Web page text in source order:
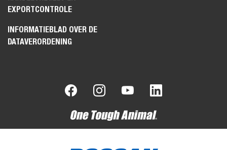
EXPORTCONTROLE
INFORMATIEBLAD OVER DE
DATAVERORDENING